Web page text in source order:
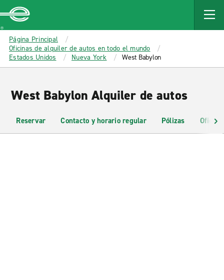
MAIN
CONTENT
Enterprise
Página Principal
Oficinas de alquiler de autos en todo el mundo
Estados Unidos
Nueva York West Babylon
West Babylon Alquiler de autos
Reservar Contacto y horario regular Pólizas